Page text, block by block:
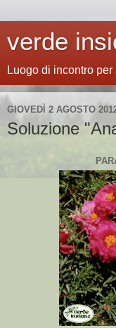
verde
Luogo di incontro
GIOVEDÌ 2 AGOSTO
Soluzione